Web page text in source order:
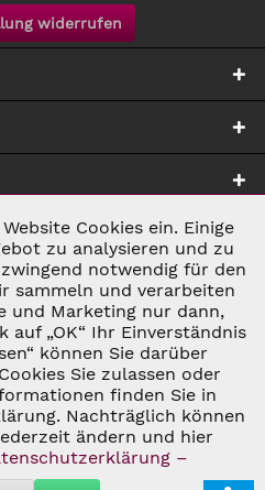
widerrufen
UMSATZSTEUER ZZGL.
WENN NICHT
RIGHTS RESERVED. THEME BY
Aktiv
Inaktiv
Inaktiv
Inaktiv
Cookies ein. Einige
zu analysieren und zu
notwendig für den
sammeln und verarbeiten
und Marketing nur dann,
auf „OK“ Ihr Einverständnis
können Sie darüber
Sie zulassen oder
finden Sie in
Nachträglich können
ändern und hier
–